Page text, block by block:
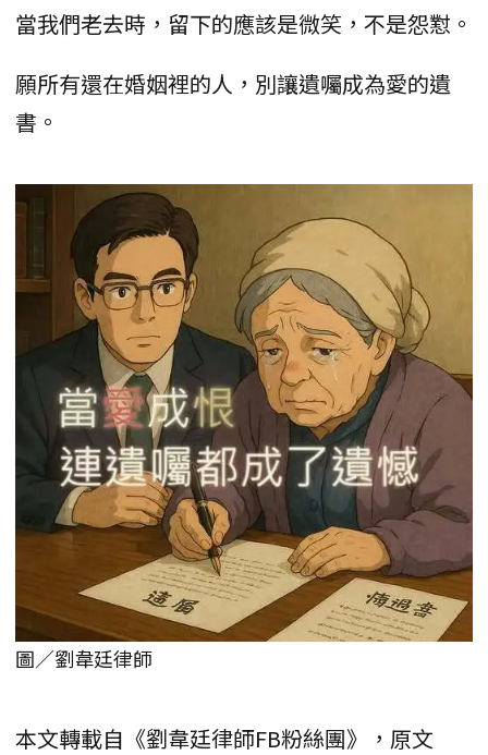
當我們老去時，留下的應該是微笑，不是怨懟。
願所有還在婚姻裡的人，別讓遺囑成為愛的遺
書。
圖／劉韋廷律師
本文轉載自《劉韋廷律師FB粉絲團》，原文